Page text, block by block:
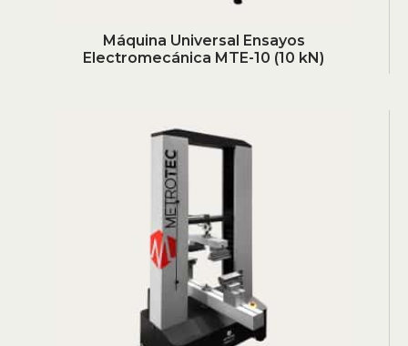
Máquina Universal Ensayos
Electromecánica MTE-10 (10 kN)